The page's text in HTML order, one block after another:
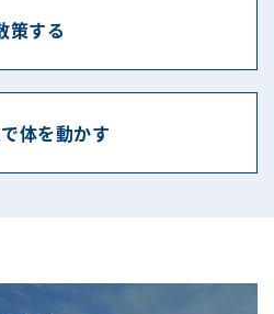
策する
体を動かす